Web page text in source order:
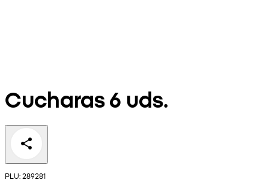
Cucharas 6 uds.
PLU: 289281